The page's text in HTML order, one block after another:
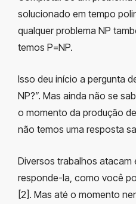
solucionado em tempo
qualquer problema NP
temos P=NP.
Isso deu início a pergunta
NP?”. Mas ainda não se
o momento da produção
não temos uma resposta
Diversos trabalhos
responde-la, como você
[2]. Mas até o momento